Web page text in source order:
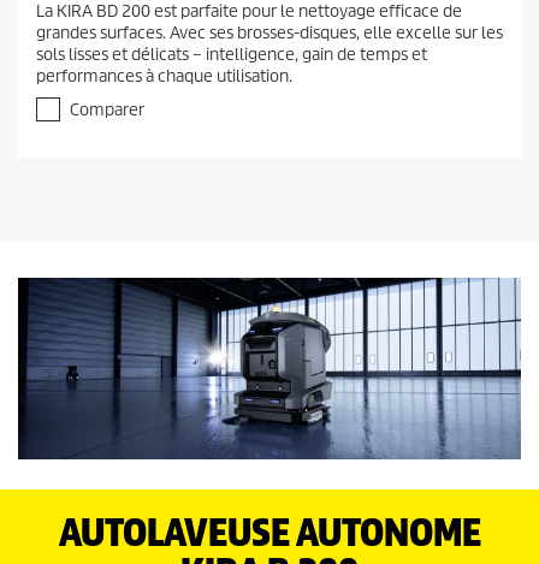
0
é
t
o
l
r
5
.
La KIRA BD 200 est parfaite pour le nettoyage efficace de
grandes surfaces. Avec ses brosses-disques, elle excelle sur les
sols lisses et délicats – intelligence, gain de temps et
performances à chaque utilisation.
Comparer
AUTOLAVEUSE AUTONOME